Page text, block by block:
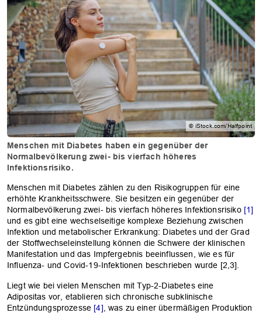
© iStock.com/Halfpoint
Menschen mit Diabetes haben ein gegenüber der
Normalbevölkerung zwei- bis vierfach höheres
Infektionsrisiko.
Menschen mit Diabetes zählen zu den Risikogruppen für eine
erhöhte Krankheitsschwere. Sie besitzen ein gegenüber der
Normalbevölkerung zwei- bis vierfach höheres Infektionsrisiko [1]
und es gibt eine wechselseitige komplexe Beziehung zwischen
Infektion und metabolischer Erkrankung: Diabetes und der Grad
der Stoffwechseleinstellung können die Schwere der klinischen
Manifestation und das Impfergebnis beeinflussen, wie es für
Influenza- und Covid-19-Infektionen beschrieben wurde [2,3].
Liegt wie bei vielen Menschen mit Typ-2-Diabetes eine
Adipositas vor, etablieren sich chronische subklinische
Entzündungsprozesse [4] , was zu einer übermäßigen Produktion